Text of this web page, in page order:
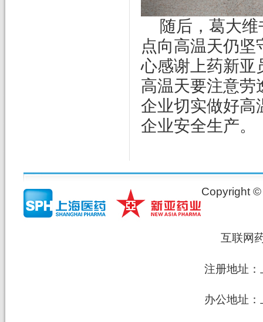
随后，葛大
点向高温天仍
心感谢上药新亚
高温天要注意劳
企业切实做好高
企业安全生产。
Copyright
互联网
注册地址
办公地址